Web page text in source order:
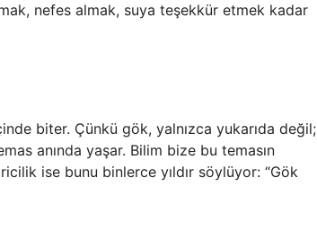
nefes almak, suya teşekkür etmek kadar
biter. Çünkü gök, yalnızca yukarıda değil;
anında yaşar. Bilim bize bu temasın
ise bunu binlerce yıldır söylüyor: “Gök